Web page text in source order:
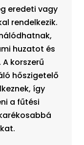
eredeti vagy
rendelkezik.
huzatot és
korszerű
hőszigetelő
így
a fűtési